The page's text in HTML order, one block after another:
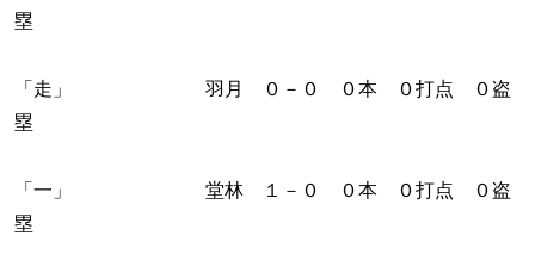
塁
「走」 羽月 ０－０ ０本 ０打点 ０盗
塁
「一」 堂林 １－０ ０本 ０打点 ０盗
塁